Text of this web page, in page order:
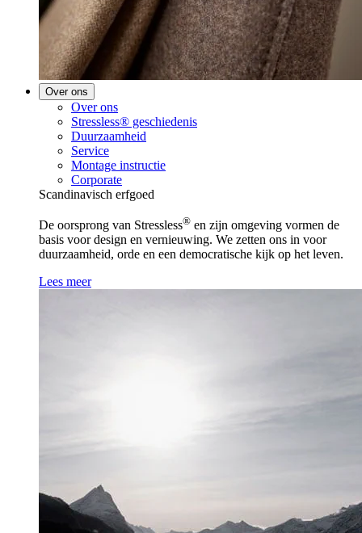
Over ons
Over ons
Stressless® geschiedenis
Duurzaamheid
Service
Montage instructie
Corporate
Scandinavisch erfgoed
De oorsprong van Stressless® en zijn omgeving vormen de
basis voor design en vernieuwing. We zetten ons in voor
duurzaamheid, orde en een democratische kijk op het leven.
Lees meer